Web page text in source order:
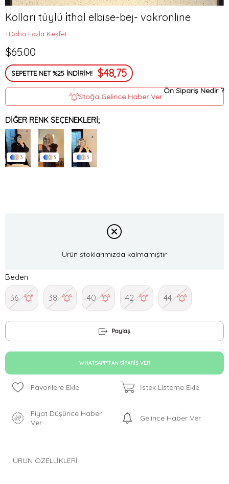
Kolları tüylü i̇thal elbise-bej- vakronline
+Daha Fazla Keşfet
$65.00
SEPETTE NET %25 İNDİRİM! $48,75
Ön Sipariş Nedir ?
Stoğa Gelince Haber Ver
DIĞER RENK SEÇENEKLERI;
3 3 3
Ürün stoklarımızda kalmamıştır.
Beden
36 38 40 42 44
Paylaş
WHATSAPP'TAN SIPARIŞ VER
Favorilere Ekle İstek Listeme Ekle
Fiyat Düşünce Haber
Ver
Gelince Haber Ver
ÜRÜN ÖZELLIKLERI